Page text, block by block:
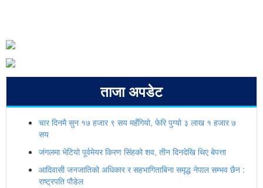
ताजा अपडेट
चार दिनमै सुन १७ हजार ९ सय महँगियो, फेरि पुग्यो ३ लाख १ हजार ७
सय
जंगलमा भेटियो पूर्वमेयर किरण सिंहको शव, तीन दिनदेखि थिए बेपत्ता
आदिवासी जनजातिको अधिकार र सहभागिताबिना समृद्ध नेपाल सम्भव छैन :
राष्ट्रपति पौडेल